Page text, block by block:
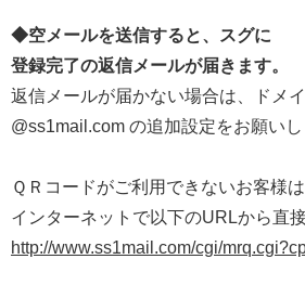
◆空メールを送信すると、スグに
登録完了の返信メールが届きます。
返信メールが届かない場合は、ドメ
@ss1mail.com の追加設定をお願いし
ＱＲコードがご利用できないお客様は
インターネットで以下のURLから直
http://www.ss1mail.com/cgi/